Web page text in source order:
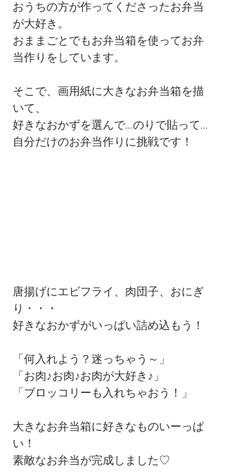
おうちの方が作ってくださったお弁当
が大好き。
おままごとでもお弁当箱を使ってお弁
当作りをしています。
そこで、画用紙に大きなお弁当箱を描
いて、
好きなおかずを選んで…のりで貼って…
自分だけのお弁当作りに挑戦です！
唐揚げにエビフライ、肉団子、おにぎ
り・・・
好きなおかずがいっぱい詰め込もう！
「何入れよう？迷っちゃう～」
「お肉♪お肉♪お肉が大好き♪」
「ブロッコリーも入れちゃおう！」
大きなお弁当箱に好きなものいーっぱ
い！
素敵なお弁当が完成しました♡